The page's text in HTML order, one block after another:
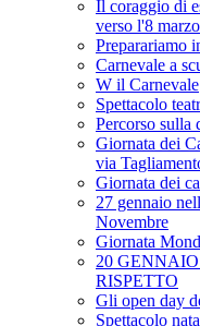
Il coraggio di
verso l'8 marzo
Preparariamo
Carnevale a
W il Carnevale
Spettacolo
Percorso sulla
Giornata dei
via
Giornata dei
27 gennaio
Novembre
Giornata
20
RISPETTO
Gli open day
Spettacolo